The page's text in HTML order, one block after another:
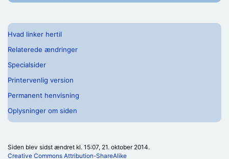
Hvad linker hertil
Relaterede ændringer
Specialsider
Printervenlig version
Permanent henvisning
Oplysninger om siden
Siden blev sidst ændret kl. 15:07, 21. oktober 2014.
Creative Commons Attribution-ShareAlike